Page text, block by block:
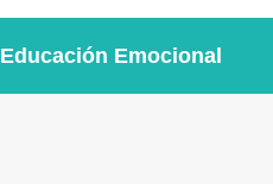
Educación Emocional